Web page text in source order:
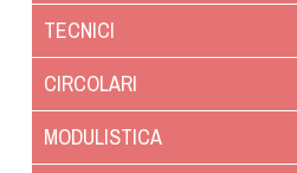
TECNICI
CIRCOLARI
MODULISTICA
Tecnici